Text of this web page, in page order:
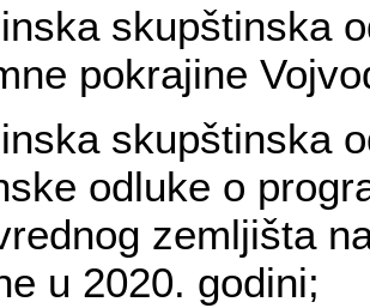
skupštinska
pokrajine
skupštinska
odluke o
zemljišta
u 2020. godini;